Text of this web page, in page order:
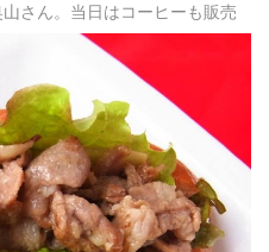
さん。当日はコーヒーも販売